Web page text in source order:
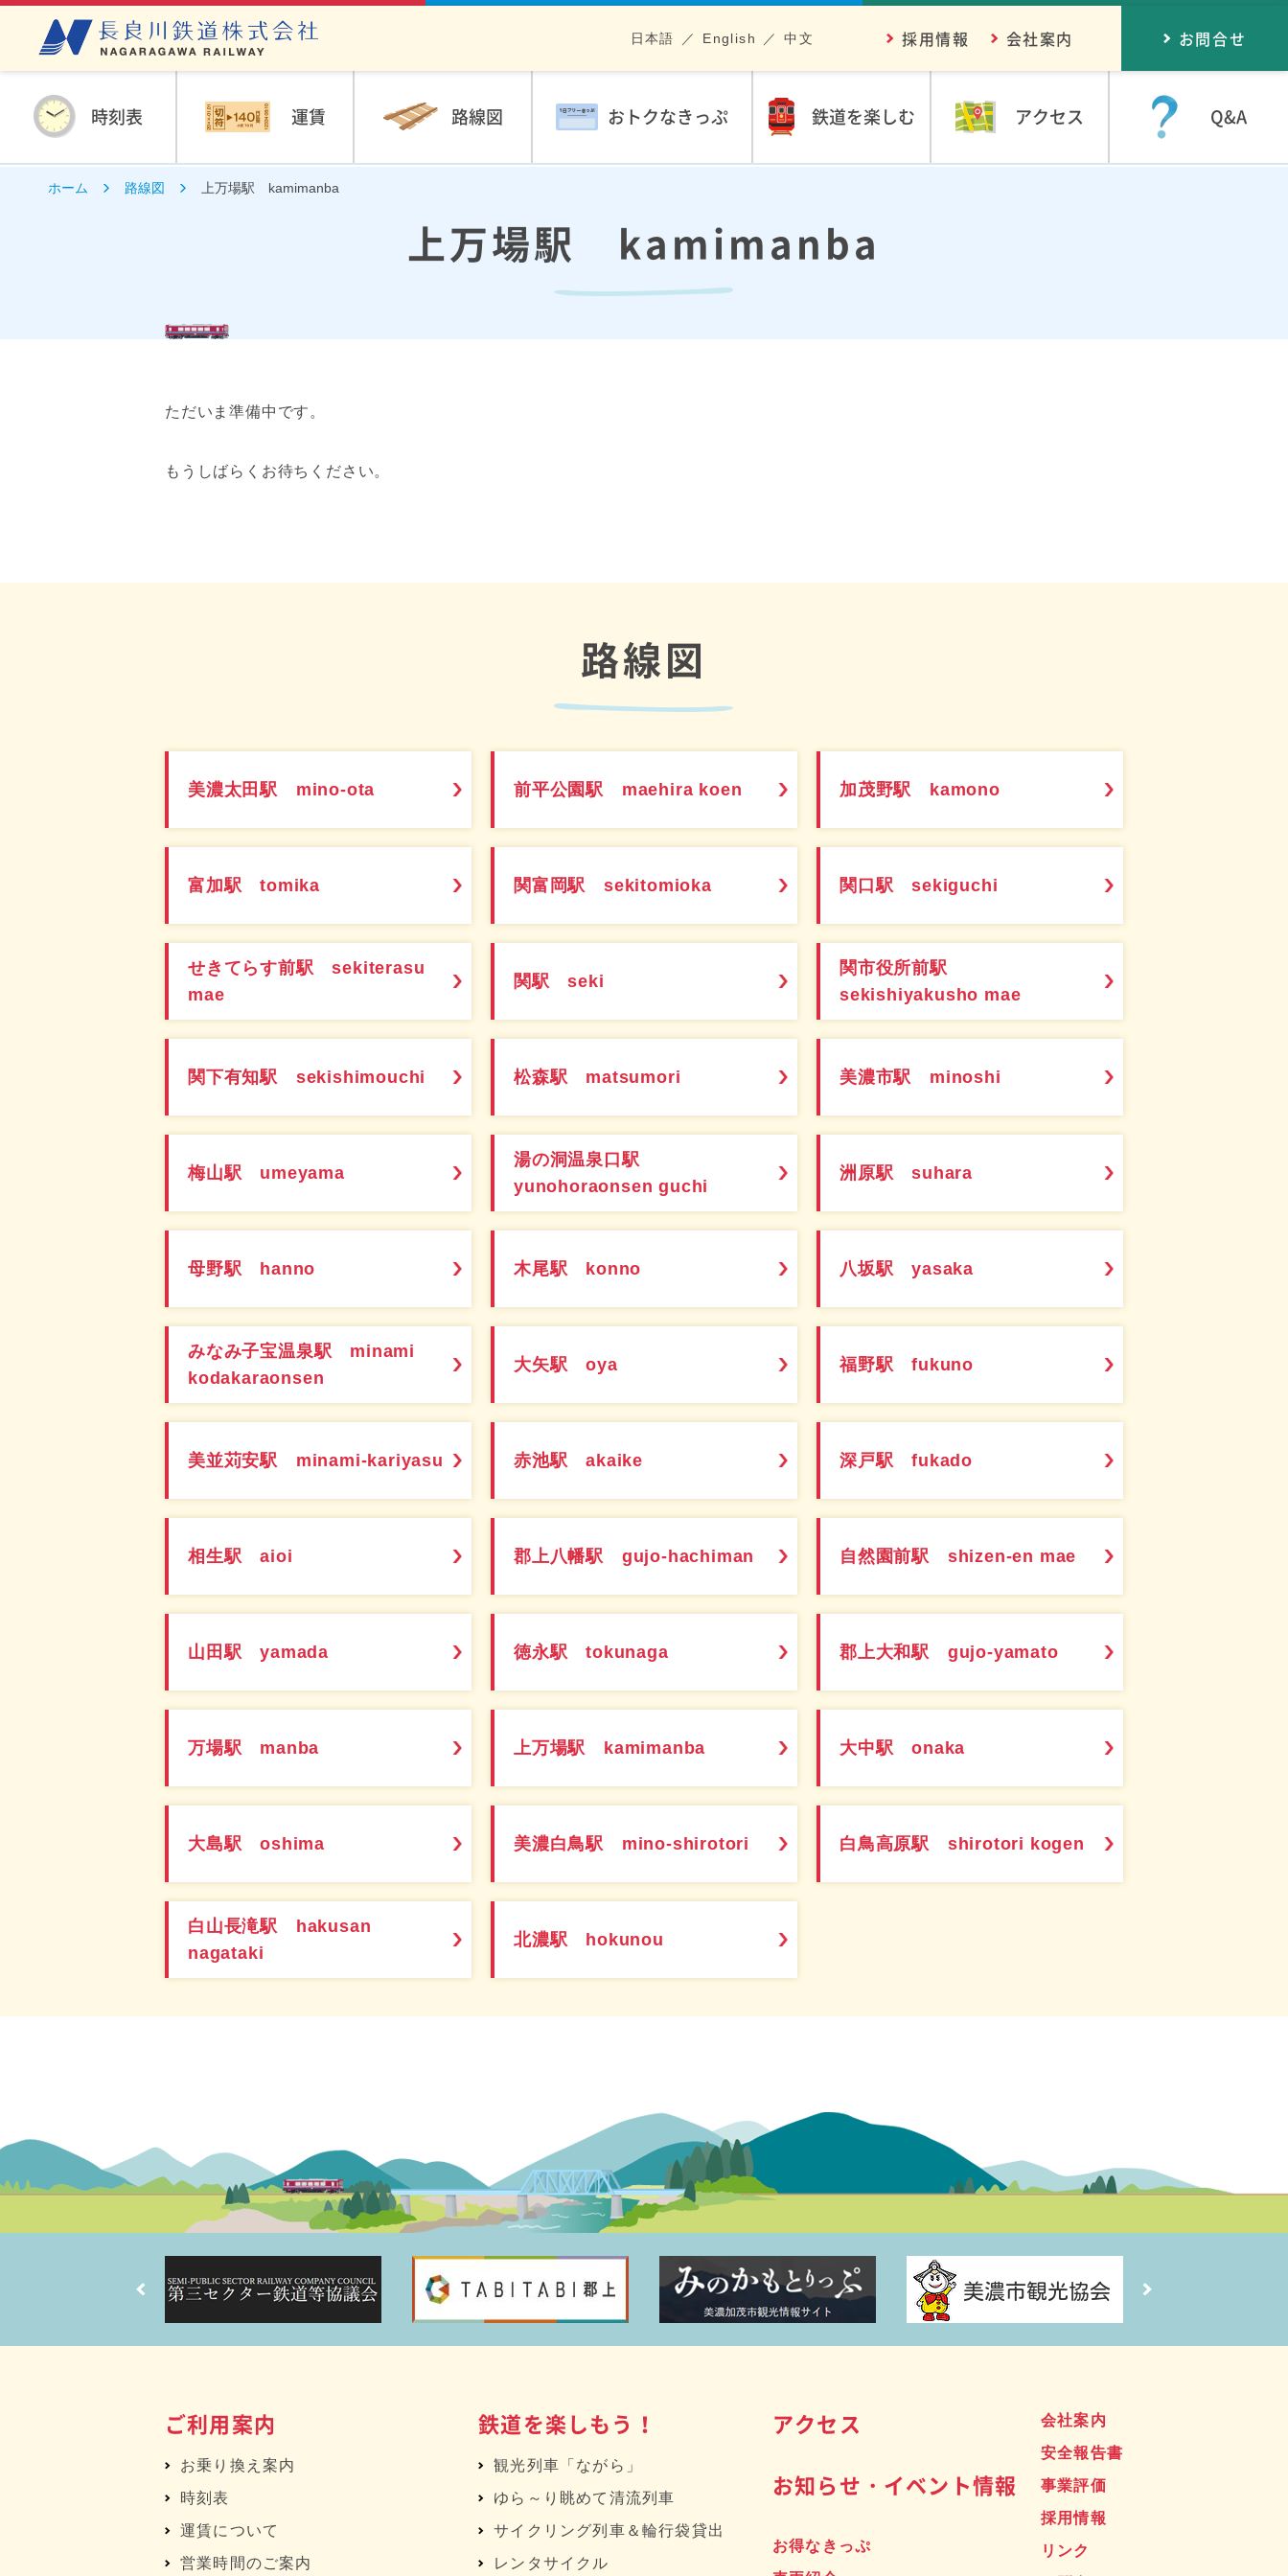
時刻表 運賃 路線図 おトクなきっぷ 鉄道を楽しむ アクセス Q&A
採用情報 会社案内
日本語 English 中文 お問合せ
ホーム 路線図 上万場駅 kamimanba
上万場駅 kamimanba
ただいま準備中です。
もうしばらくお待ちください。
路線図
美濃太田駅 mino-ota 前平公園駅 maehira koen 加茂野駅 kamono
富加駅 tomika 関富岡駅 sekitomioka 関口駅 sekiguchi
せきてらす前駅 sekiterasu
mae
関駅 seki
関市役所前駅
sekishiyakusho mae
関下有知駅 sekishimouchi 松森駅 matsumori 美濃市駅 minoshi
梅山駅 umeyama
湯の洞温泉口駅
yunohoraonsen guchi
洲原駅 suhara
母野駅 hanno 木尾駅 konno 八坂駅 yasaka
みなみ子宝温泉駅 minami
kodakaraonsen
大矢駅 oya 福野駅 fukuno
美並苅安駅 minami-kariyasu 赤池駅 akaike 深戸駅 fukado
相生駅 aioi 郡上八幡駅 gujo-hachiman 自然園前駅 shizen-en mae
山田駅 yamada 徳永駅 tokunaga 郡上大和駅 gujo-yamato
万場駅 manba 上万場駅 kamimanba 大中駅 onaka
大島駅 oshima 美濃白鳥駅 mino-shirotori 白鳥高原駅 shirotori kogen
白山長滝駅 hakusan
nagataki
北濃駅 hokunou
ご利用案内
お乗り換え案内
時刻表
運賃について
営業時間のご案内
鉄道を楽しもう！
観光列車「ながら」
ゆら～り眺めて清流列車
サイクリング列車＆輪行袋貸出
レンタサイクル
アクセス
お知らせ・イベント情報
お得なきっぷ
会社案内
安全報告書
事業評価
採用情報
リンク